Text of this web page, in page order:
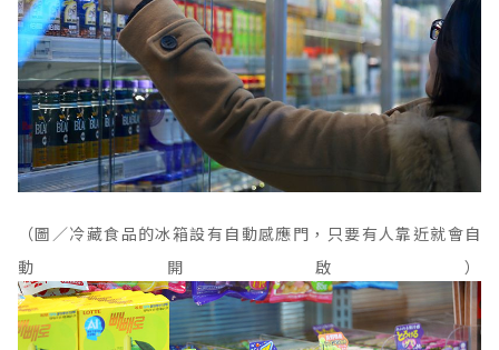
（圖／冷藏食品的冰箱設有自動感應門，只要有人靠近就會自
動開啟）